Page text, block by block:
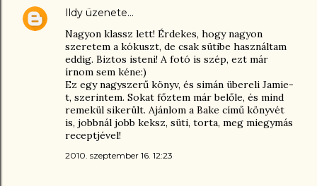
Ildy üzenete…
Nagyon klassz lett! Érdekes, hogy nagyon
szeretem a kókuszt, de csak sütibe használtam
eddig. Biztos isteni! A fotó is szép, ezt már
írnom sem kéne:)
Ez egy nagyszerű könyv, és simán übereli Jamie-
t, szerintem. Sokat főztem már belőle, és mind
remekül sikerült. Ajánlom a Bake című könyvét
is, jobbnál jobb keksz, süti, torta, meg miegymás
receptjével!
2010. szeptember 16. 12:23